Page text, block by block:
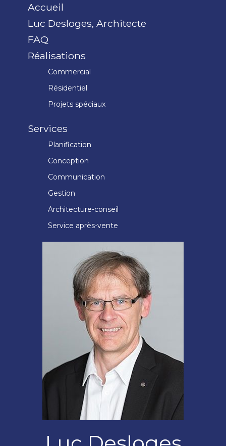
Accueil
Luc Desloges, Architecte
FAQ
Réalisations
Commercial
Résidentiel
Projets spéciaux
Services
Planification
Conception
Communication
Gestion
Architecture-conseil
Service après-vente